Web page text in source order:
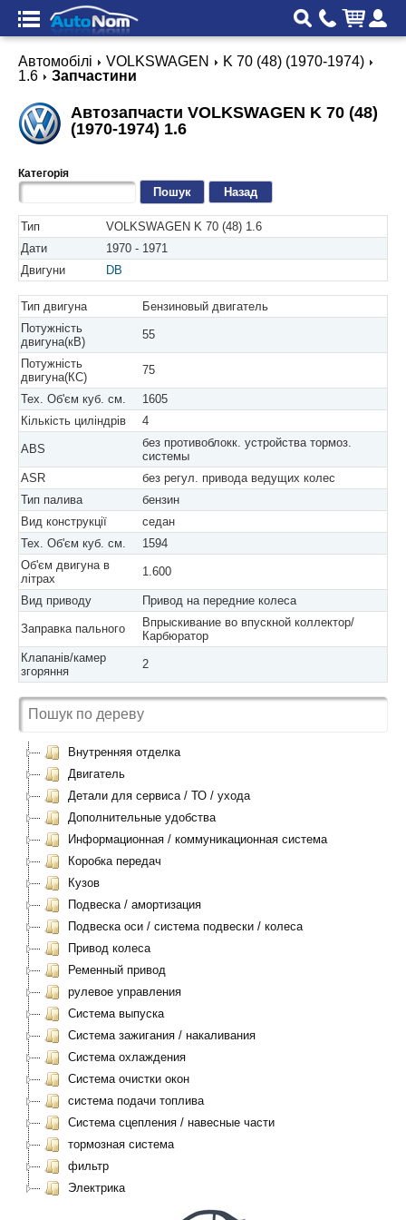
Автомобілі VOLKSWAGEN
K 70 (48) (1970-1974)
1.6
Запчастини
Автозапчасти VOLKSWAGEN K 70 (48)
(1970-1974) 1.6
Категорія
Назад
Тип
VOLKSWAGEN K 70 (48) 1.6
Дати
1970 - 1971
Двигуни
DB
Тип двигуна
Бензиновый двигатель
Потужність
двигуна(кВ)
55
Потужність
двигуна(КС)
75
Тех. Об'єм куб. см.
1605
Кількість циліндрів
4
ABS
без противоблокк. устройства тормоз.
системы
ASR
без регул. привода ведущих колес
Тип палива
бензин
Вид конструкції
седан
Тех. Об'єм куб. см.
1594
Об'єм двигуна в
літрах
1.600
Вид приводу Привод на передние колеса
Заправка пального
Впрыскивание во впускной коллектор/
Карбюратор
Клапанів/камер
згоряння
2
Внутренняя отделка
Двигатель
Детали для сервиса / ТО / ухода
Дополнительные удобства
Информационная / коммуникационная система
Коробка передач
Кузов
Подвеска / амортизация
Подвеска оси / система подвески / колеса
Привод колеса
Ременный привод
рулевое управления
Система выпуска
Система зажигания / накаливания
Система охлаждения
Система очистки окон
система подачи топлива
Система сцепления / навесные части
тормозная система
фильтр
Электрика